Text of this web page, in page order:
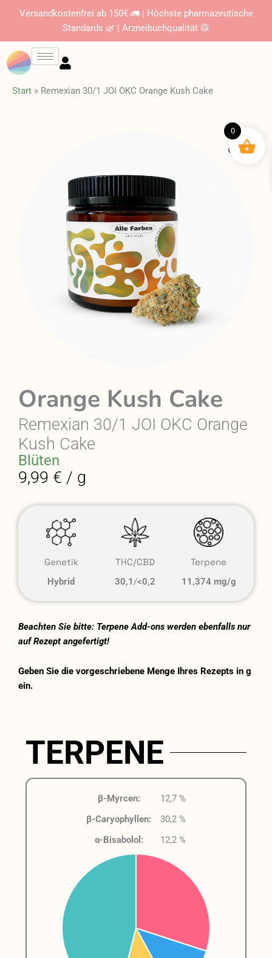
Versandkostenfrei ab 150€ 🚛 | Höchste pharmazeutische
Standards 🌿 | Arzneibuchqualität 🥼
Start » Remexian 30/1 JOI OKC Orange Kush Cake
Orange Kush Cake
Remexian 30/1 JOI OKC Orange
Kush Cake
Blüten
9,99 € / g
Genetik
Hybrid
THC/CBD
30,1/<0,2
Terpene
11,374 mg/g
Beachten Sie bitte: Terpene Add-ons werden ebenfalls nur
auf Rezept angefertigt!
Geben Sie die vorgeschriebene Menge Ihres Rezepts in g
ein.
TERPENE
β-Myrcen:
12,7 %
β-Caryophyllen:
30,2 %
α-Bisabolol:
12,2 %
0